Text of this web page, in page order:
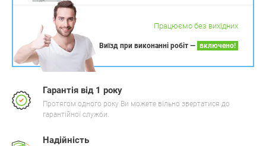
Виїзд при виконанні робіт — включено!
Працюємо без вихідних
Гарантія від 1 року
Протягом одного року Ви можете вільно звертатися до
гарантійної служби.
Надійність